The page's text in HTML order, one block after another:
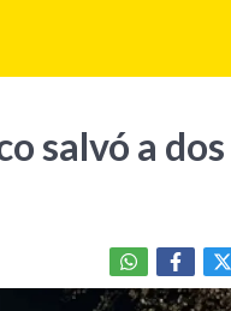
salvó a dos